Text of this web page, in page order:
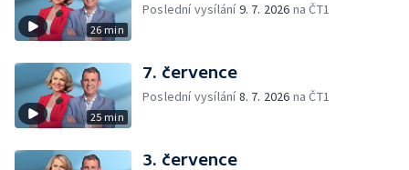
26 min
Poslední vysílání9. 7. 2026 na ČT1
25 min
7. července
Poslední vysílání8. 7. 2026 na ČT1
3. července